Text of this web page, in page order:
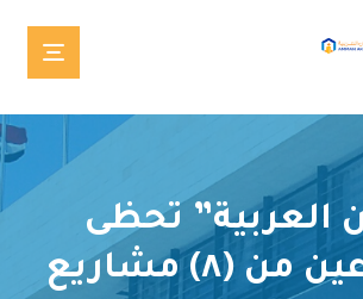
العربية” تحظى
بمشروعين من (٨) مشاريع